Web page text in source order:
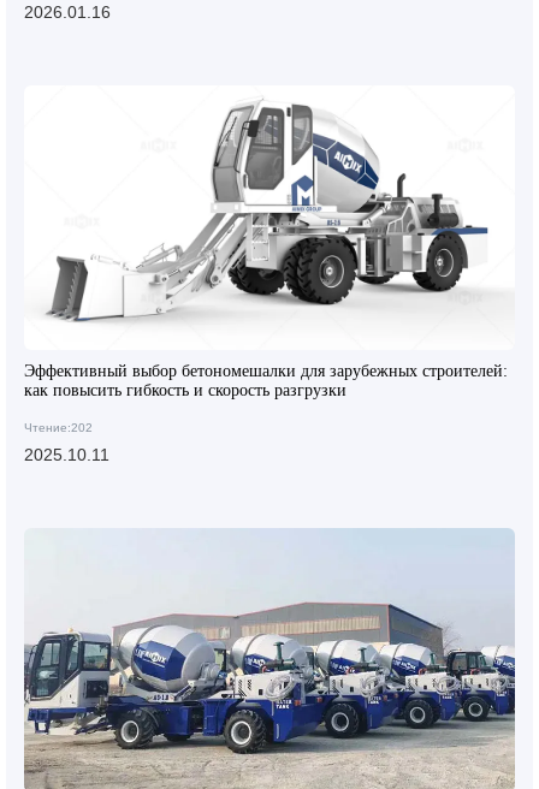
2026.01.16
Эффективный выбор бетономешалки для зарубежных строителей:
как повысить гибкость и скорость разгрузки
Чтение:202
2025.10.11